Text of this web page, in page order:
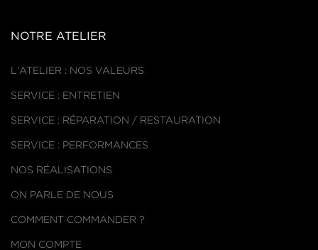
NOTRE ATELIER
L'ATELIER : NOS VALEURS
SERVICE : ENTRETIEN
SERVICE : RÉPARATION / RESTAURATION
SERVICE : PERFORMANCES
NOS RÉALISATIONS
ON PARLE DE NOUS
COMMENT COMMANDER ?
MON COMPTE